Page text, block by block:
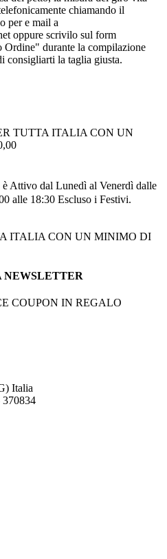
chiamando il
per e mail a
oppure scrivilo sul form
durante la compilazione
consigliarti la taglia giusta.
TUTTA ITALIA CON UN
Attivo dal Lunedì al Venerdì dalle
alle 18:30 Escluso i Festivi.
ITALIA CON UN MINIMO DI
COUPON IN REGALO
Italia
370834